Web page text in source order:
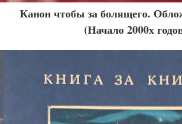
Канон чтобы за болящего.
(Начало 2000х